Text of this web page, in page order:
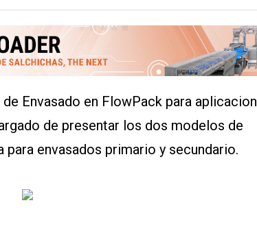
Envasado en FlowPack para
de presentar los dos modelos de
envasados primario y secundario.